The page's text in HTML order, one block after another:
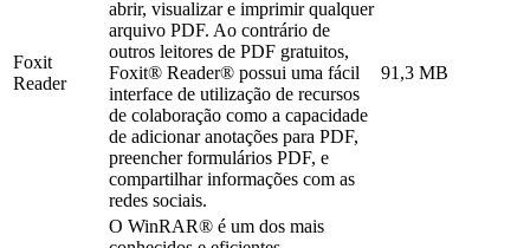
Foxit
Reader
abrir, visualizar e imprimir qualquer
arquivo PDF. Ao contrário de
outros leitores de PDF gratuitos,
Foxit® Reader® possui uma fácil
interface de utilização de recursos
de colaboração como a capacidade
de adicionar anotações para PDF,
preencher formulários PDF, e
compartilhar informações com as
redes sociais.
91,3 MB
O WinRAR® é um dos mais